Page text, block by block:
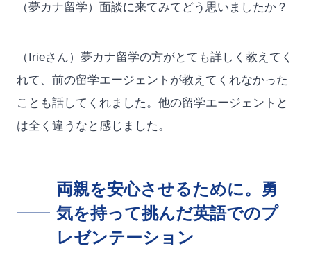
（夢カナ留学）面談に来てみてどう思いましたか？
（Irieさん）夢カナ留学の方がとても詳しく教えてく
れて、前の留学エージェントが教えてくれなかった
ことも話してくれました。他の留学エージェントと
は全く違うなと感じました。
両親を安心させるために。勇
気を持って挑んだ英語でのプ
レゼンテーション